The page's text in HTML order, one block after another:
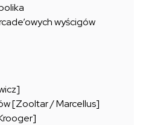
wyścigów
[Zooltar / Marcellus]